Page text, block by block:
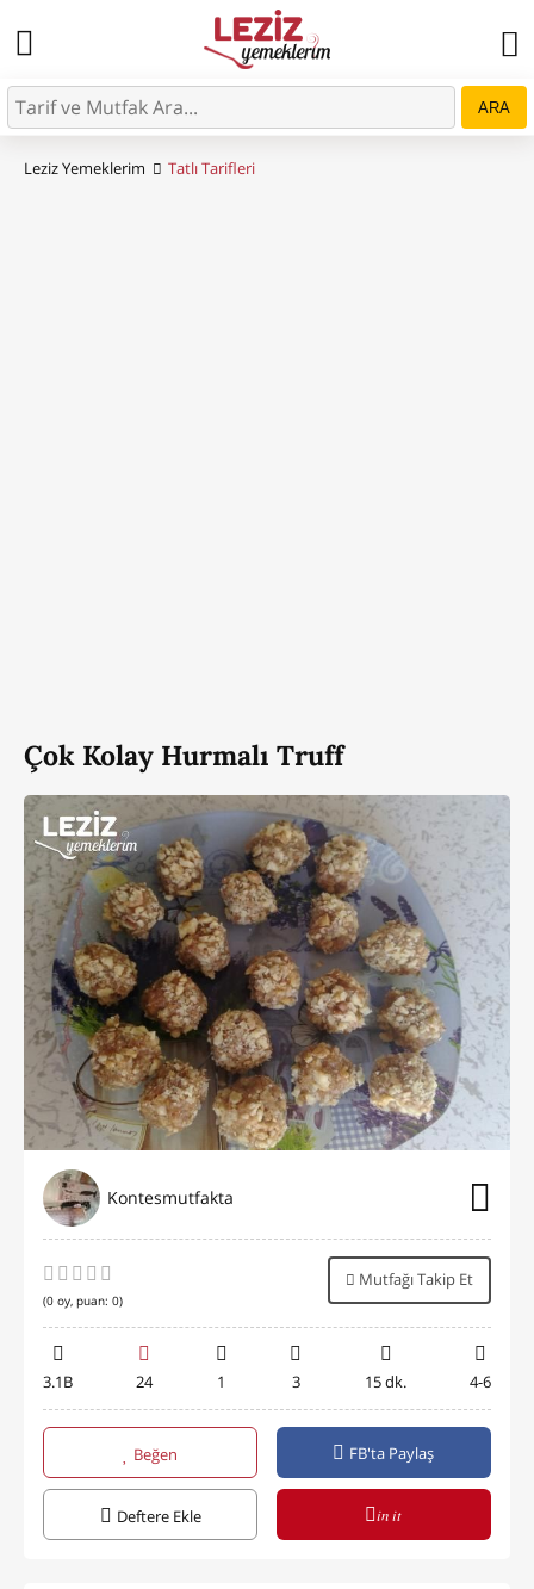
ARA
Leziz Yemeklerim Tatlı Tarifleri
Çok Kolay Hurmalı Truff
Kontesmutfakta
(0 oy, puan: 0)
Mutfağı Takip Et
3.1B 24 1 3 15 dk. 4-6
Beğen FB'ta Paylaş
Deftere Ekle in it